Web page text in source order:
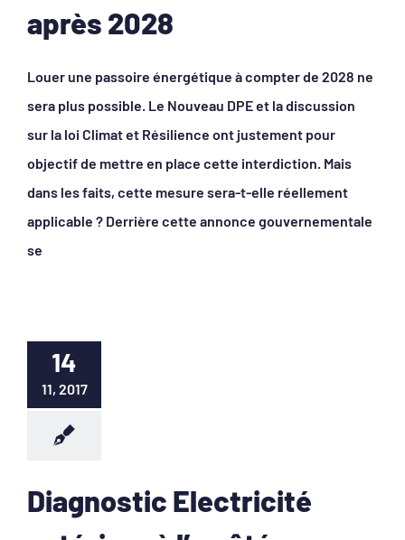
après 2028
Louer une passoire énergétique à compter de 2028 ne
sera plus possible. Le Nouveau DPE et la discussion
sur la loi Climat et Résilience ont justement pour
objectif de mettre en place cette interdiction. Mais
dans les faits, cette mesure sera-t-elle réellement
applicable ? Derrière cette annonce gouvernementale
se
14
11, 2017
Diagnostic Electricité